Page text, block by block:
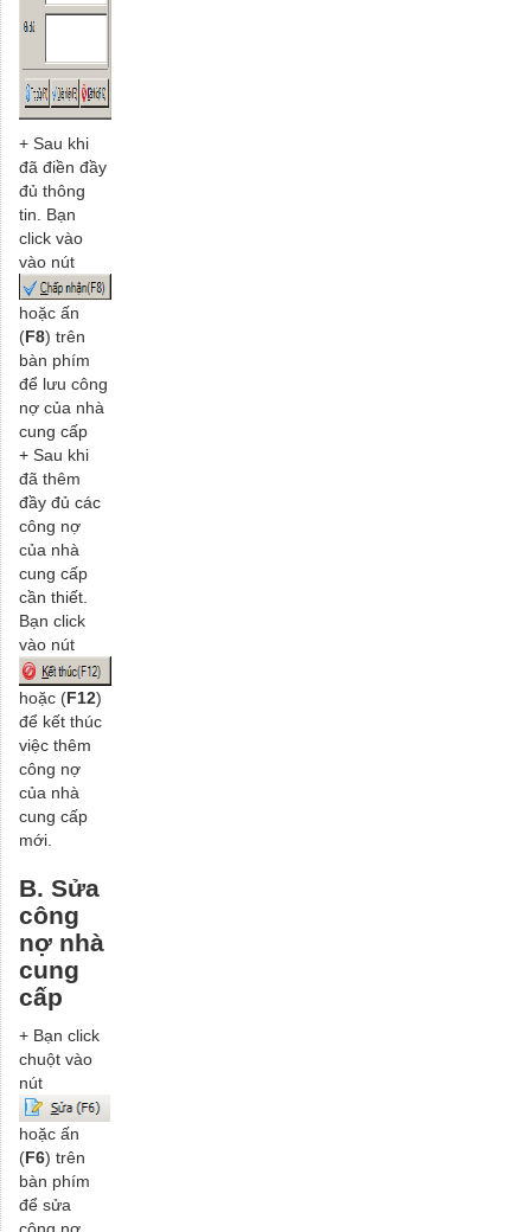
+ Sau khi
đã điền đầy
đủ thông
tin. Bạn
click vào
vào nút
hoặc ấn
(F8) trên
bàn phím
để lưu công
nợ của nhà
cung cấp
+ Sau khi
đã thêm
đầy đủ các
công nợ
của nhà
cung cấp
cần thiết.
Bạn click
vào nút
hoặc (F12)
để kết thúc
việc thêm
công nợ
của nhà
cung cấp
mới.
B. Sửa
công
nợ nhà
cung
cấp
+ Bạn click
chuột vào
nút
hoặc ấn
(F6) trên
bàn phím
để sửa
công nợ